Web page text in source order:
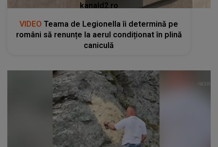
kanald2.ro
VIDEO Teama de Legionella îi determină pe
români să renunțe la aerul condiționat în plină
caniculă